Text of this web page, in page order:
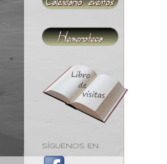
SÍGUENOS EN